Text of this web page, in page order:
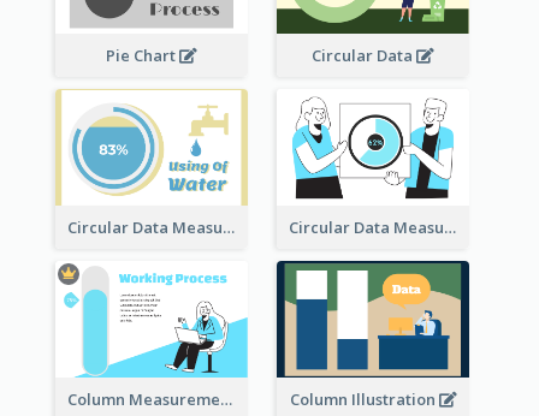
Pie Chart Circular Data
Circular Data Measurement Circular Data Measurement
Column Measurement clipart Column Illustration